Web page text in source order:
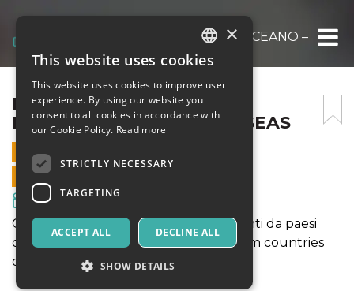
NÒT FILM FEST | D’OLTREOCEANO –
NÒT FILM FEST |
D’OLTREOCEANO – OVERSEAS
26 AUGUST 2021 - 16:00
ONLINE SALES ENDED
Movies & Media
Collezione di cortometraggi provenienti da paesi
oltreoceano. A collection of shorts from countries
overseas.
ITALIAN
ENGLISH
SPANISH
×
This website uses cookies
This website uses cookies to improve user
experience. By using our website you
consent to all cookies in accordance with
our Cookie Policy. Read more
STRICTLY NECESSARY
TARGETING
ACCEPT ALL DECLINE ALL
SHOW DETAILS